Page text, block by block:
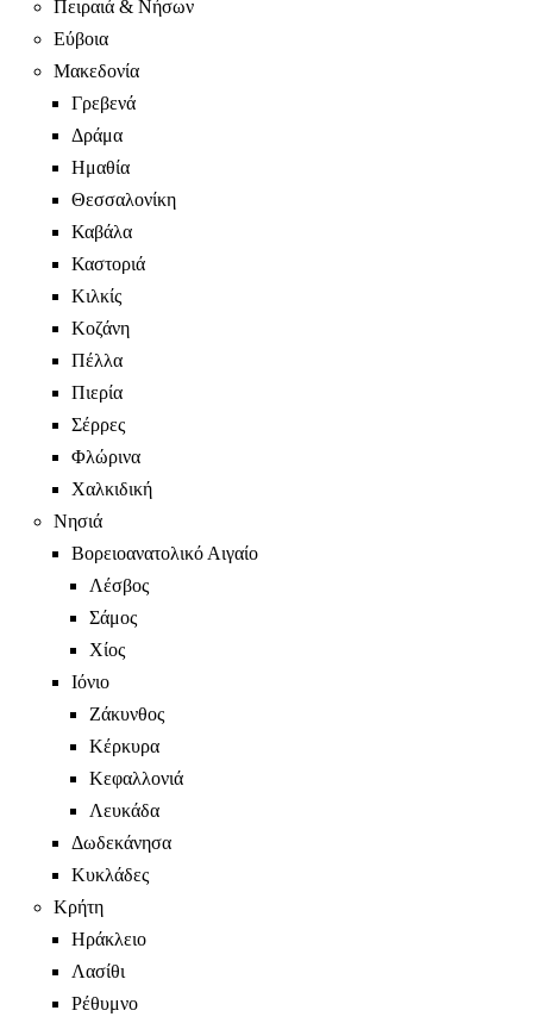
Πειραιά & Νήσων
Εύβοια
Μακεδονία
Γρεβενά
Δράμα
Ημαθία
Θεσσαλονίκη
Καβάλα
Καστοριά
Κιλκίς
Κοζάνη
Πέλλα
Πιερία
Σέρρες
Φλώρινα
Χαλκιδική
Νησιά
Βορειοανατολικό Αιγαίο
Λέσβος
Σάμος
Χίος
Ιόνιο
Ζάκυνθος
Κέρκυρα
Κεφαλλονιά
Λευκάδα
Δωδεκάνησα
Κυκλάδες
Κρήτη
Ηράκλειο
Λασίθι
Ρέθυμνο